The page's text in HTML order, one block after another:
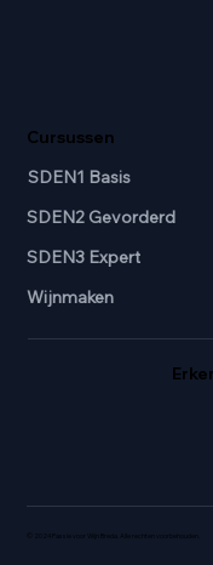
Cursussen
SDEN1 Basis
SDEN2 Gevorderd
SDEN3 Expert
Wijnmaken
© 2024 Passie voor Wijn Breda. Alle rechten voorbehouden.